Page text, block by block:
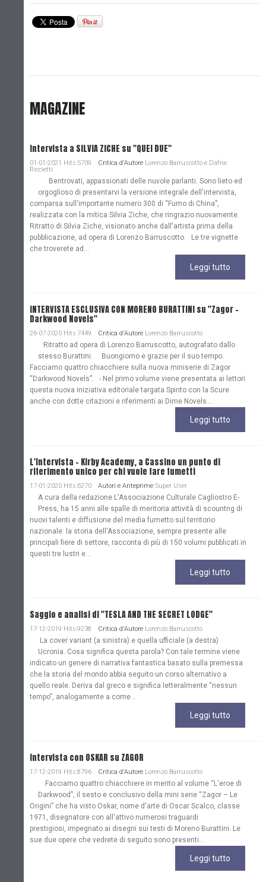
MAGAZINE
Intervista a SILVIA ZICHE su "QUEI DUE"
01-01-2021 Hits:5709 Critica d'Autore Lorenzo Barruscotto e Dafne
Riccietti
Bentrovati, appassionati delle nuvole parlanti. Sono lieto ed
orgoglioso di presentarvi la versione integrale dell'intervista,
comparsa sull'importante numero 300 di “Fumo di China”,
realizzata con la mitica Silvia Ziche, che ringrazio nuovamente.
Ritratto di Silvia Ziche, visionato anche dall'artista prima della
pubblicazione, ad opera di Lorenzo Barruscotto. Le tre vignette
che troverete ad...
Leggi tutto
INTERVISTA ESCLUSIVA CON MORENO BURATTINI su "Zagor -
Darkwood Novels"
26-07-2020 Hits:7449 Critica d'Autore Lorenzo Barruscotto
Ritratto ad opera di Lorenzo Barruscotto, autografato dallo
stesso Burattini. Buongiorno e grazie per il suo tempo.
Facciamo quattro chiacchiere sulla nuova miniserie di Zagor
“Darkwood Novels”. - Nel primo volume viene presentata ai lettori
questa nuova iniziativa editoriale targata Spirito con la Scure
anche con dotte citazioni e riferimenti ai Dime Novels...
Leggi tutto
L'Intervista - Kirby Academy, a Cassino un punto di
riferimento unico per chi vuole fare fumetti
17-01-2020 Hits:6270 Autori e Anteprime Super User
A cura della redazione L'Associazione Culturale Cagliostro E-
Press, ha 15 anni alle spalle di meritoria attività di scountng di
nuovi talenti e diffusione del media fumetto sul territorio
nazionale: la storia dell'Associazione, sempre presente alle
principali fiere di settore, racconta di più di 150 volumi pubblicati in
questi tre lustri e...
Leggi tutto
Saggio e analisi di "TESLA AND THE SECRET LODGE"
17-12-2019 Hits:9238 Critica d'Autore Lorenzo Barruscotto
La cover variant (a sinistra) e quella ufficiale (a destra)
Ucronia. Cosa significa questa parola? Con tale termine viene
indicato un genere di narrativa fantastica basato sulla premessa
che la storia del mondo abbia seguito un corso alternativo a
quello reale. Deriva dal greco e significa letteralmente “nessun
tempo”, analogamente a come...
Leggi tutto
Intervista con OSKAR su ZAGOR
17-12-2019 Hits:8796 Critica d'Autore Lorenzo Barruscotto
Facciamo quattro chiacchiere in merito al volume “L'eroe di
Darkwood”, il sesto e conclusivo della mini serie “Zagor – Le
Origini” che ha visto Oskar, nome d'arte di Oscar Scalco, classe
1971, disegnatore con all'attivo numerosi traguardi
prestigiosi, impegnato ai disegni sui testi di Moreno Burattini. Le
sue due opere che vedrete di seguito sono presenti...
Leggi tutto